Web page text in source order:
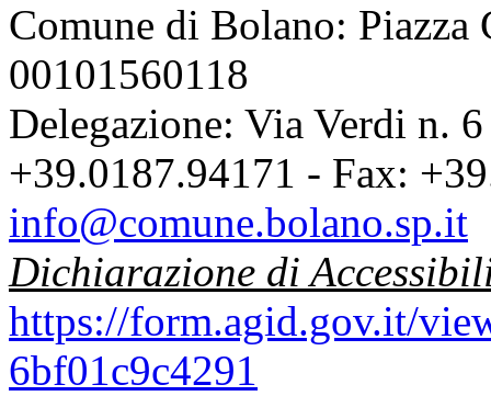
Comune di Bolano:
00101560118
Delegazione: Via Verdi n.
+39.0187.94171 - Fax:
info@comune.bolano.sp.it
Dichiarazione di
https://form.agid.gov.it/
6bf01c9c4291